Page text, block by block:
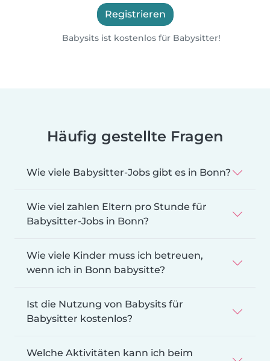
Registrieren
Babysits ist kostenlos für Babysitter!
Häufig gestellte Fragen
Wie viele Babysitter-Jobs gibt es in Bonn?
Wie viel zahlen Eltern pro Stunde für
Babysitter-Jobs in Bonn?
Wie viele Kinder muss ich betreuen,
wenn ich in Bonn babysitte?
Ist die Nutzung von Babysits für
Babysitter kostenlos?
Welche Aktivitäten kann ich beim